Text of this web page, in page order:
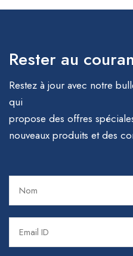
Rester au
Restez à jour avec notre
qui
propose des offres
nouveaux produits et des